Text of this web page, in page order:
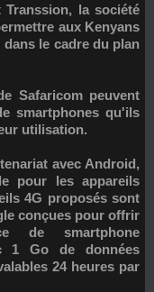
Transsion, la société
aux Kenyans
le cadre du plan
Safaricom peuvent
smartphones qu'ils
utilisation.
avec Android,
pour les appareils
4G proposés sont
conçues pour offrir
de smartphone
1 Go de données
24 heures par